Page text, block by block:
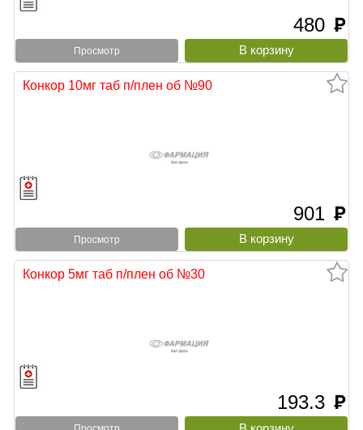
480 руб
Просмотр
Конкор 10мг таб п/плен об №90
901 руб
Просмотр
Конкор 5мг таб п/плен об №30
193.3 руб